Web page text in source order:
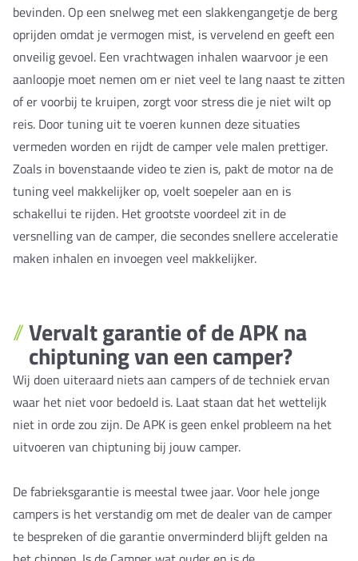
bevinden. Op een snelweg met een slakkengangetje de berg
oprijden omdat je vermogen mist, is vervelend en geeft een
onveilig gevoel. Een vrachtwagen inhalen waarvoor je een
aanloopje moet nemen om er niet veel te lang naast te zitten
of er voorbij te kruipen, zorgt voor stress die je niet wilt op
reis. Door tuning uit te voeren kunnen deze situaties
vermeden worden en rijdt de camper vele malen prettiger.
Zoals in bovenstaande video te zien is, pakt de motor na de
tuning veel makkelijker op, voelt soepeler aan en is
schakellui te rijden. Het grootste voordeel zit in de
versnelling van de camper, die secondes snellere acceleratie
maken inhalen en invoegen veel makkelijker.
Vervalt garantie of de APK na
chiptuning van een camper?
Wij doen uiteraard niets aan campers of de techniek ervan
waar het niet voor bedoeld is. Laat staan dat het wettelijk
niet in orde zou zijn. De APK is geen enkel probleem na het
uitvoeren van chiptuning bij jouw camper.
De fabrieksgarantie is meestal twee jaar. Voor hele jonge
campers is het verstandig om met de dealer van de camper
te bespreken of die garantie onverminderd blijft gelden na